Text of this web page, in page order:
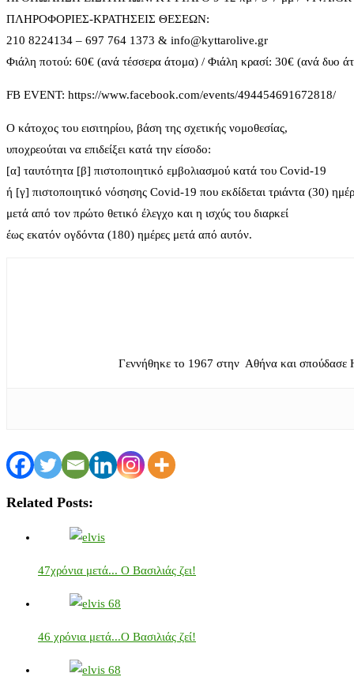
ΠΛΗΡΟΦΟΡΙΕΣ-ΚΡΑΤΗΣΕΙΣ ΘΕΣΕΩΝ:
210 8224134 – 697 764 1373 & info@kyttarolive.gr
Φιάλη ποτού: 60€ (ανά τέσσερα άτομα) / Φιάλη κρασί: 30€ (ανά δυο
FB EVENT: https://www.facebook.com/events/494454691672818/
Ο κάτοχος του εισιτηρίου, βάση της σχετικής νομοθεσίας,
υποχρεούται να επιδείξει κατά την είσοδο:
[α] ταυτότητα [β] πιστοποιητικό εμβολιασμού κατά του Covid-19
ή [γ] πιστοποιητικό νόσησης Covid-19 που εκδίδεται τριάντα (30)
μετά από τον πρώτο θετικό έλεγχο και η ισχύς του διαρκεί
έως εκατόν ογδόντα (180) ημέρες μετά από αυτόν.
Γεννήθηκε το 1967 στην Αθήνα και σπούδασε
Related Posts:
47χρόνια μετά... Ο Βασιλιάς ζει!
46 χρόνια μετά...Ο Βασιλιάς ζεί!